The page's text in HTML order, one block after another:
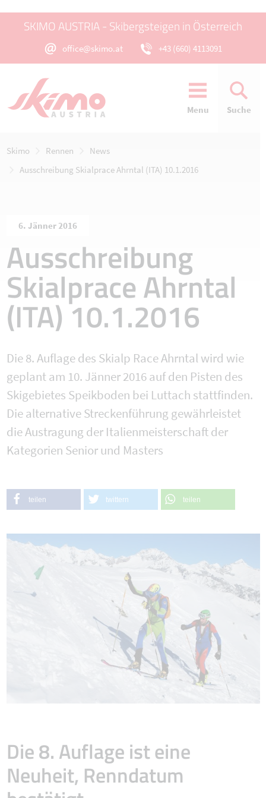
SKIMO AUSTRIA - Skibergsteigen in Österreich
office@skimo.at +43 (660) 4113091
Menu Suche
Skimo Rennen
News
Ausschreibung Skialprace Ahrntal (ITA) 10.1.2016
6. Jänner 2016
Ausschreibung
Skialprace Ahrntal
(ITA) 10.1.2016
Die 8. Auflage des Skialp Race Ahrntal wird wie
geplant am 10. Jänner 2016 auf den Pisten des
Skigebietes Speikboden bei Luttach stattfinden.
Die alternative Streckenführung gewährleistet
die Austragung der Italienmeisterschaft der
Kategorien Senior und Masters
teilen twittern teilen
Die 8. Auflage ist eine
Neuheit, Renndatum